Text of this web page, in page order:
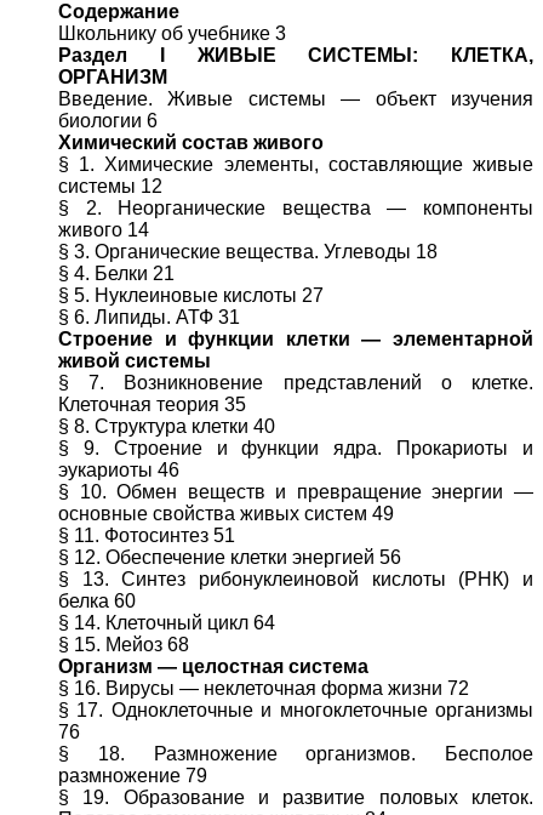
Содержание
Школьнику об учебнике 3
Раздел I ЖИВЫЕ СИСТЕМЫ: КЛЕТКА,
ОРГАНИЗМ
Введение. Живые системы — объект изучения
биологии 6
Химический состав живого
§ 1. Химические элементы, составляющие живые
системы 12
§ 2. Неорганические вещества — компоненты
живого 14
§ 3. Органические вещества. Углеводы 18
§ 4. Белки 21
§ 5. Нуклеиновые кислоты 27
§ 6. Липиды. АТФ 31
Строение и функции клетки — элементарной
живой системы
§ 7. Возникновение представлений о клетке.
Клеточная теория 35
§ 8. Структура клетки 40
§ 9. Строение и функции ядра. Прокариоты и
эукариоты 46
§ 10. Обмен веществ и превращение энергии —
основные свойства живых систем 49
§ 11. Фотосинтез 51
§ 12. Обеспечение клетки энергией 56
§ 13. Синтез рибонуклеиновой кислоты (РНК) и
белка 60
§ 14. Клеточный цикл 64
§ 15. Мейоз 68
Организм — целостная система
§ 16. Вирусы — неклеточная форма жизни 72
§ 17. Одноклеточные и многоклеточные организмы
76
§ 18. Размножение организмов. Бесполое
размножение 79
§ 19. Образование и развитие половых клеток.